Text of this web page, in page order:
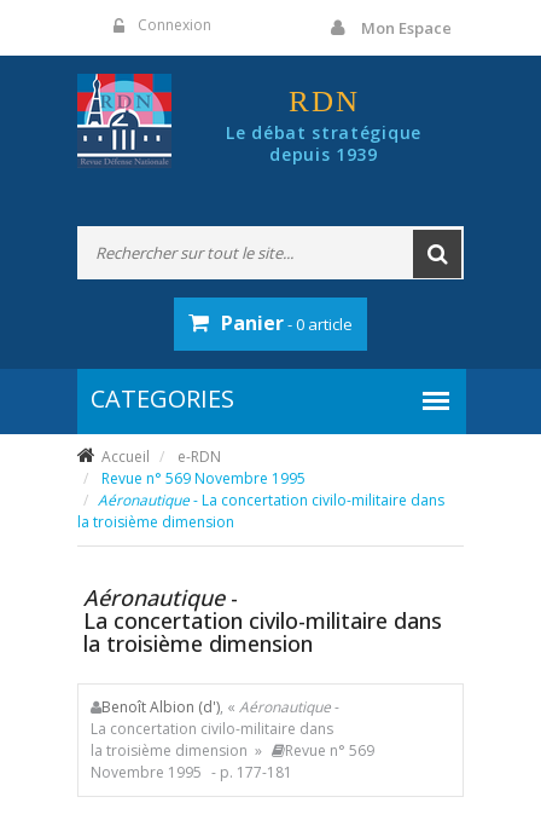
Connexion Mon Espace
RDN
Le débat stratégique
depuis 1939
Panier- 0 article
Accueil
e-RDN
Revue n° 569 Novembre 1995
Aéronautique- La concertation civilo-militaire dans
la troisième dimension
Aéronautique -
La concertation civilo-militaire dans
la troisième dimension
Benoît Albion (d'), « Aéronautique-
La concertation civilo-militaire dans
la troisième dimension »
Revue n° 569
Novembre 1995 - p. 177-181